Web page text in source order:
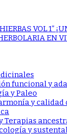
VOL 1”
EN
funcional y
y Paleo
y calidad
Terapias
y